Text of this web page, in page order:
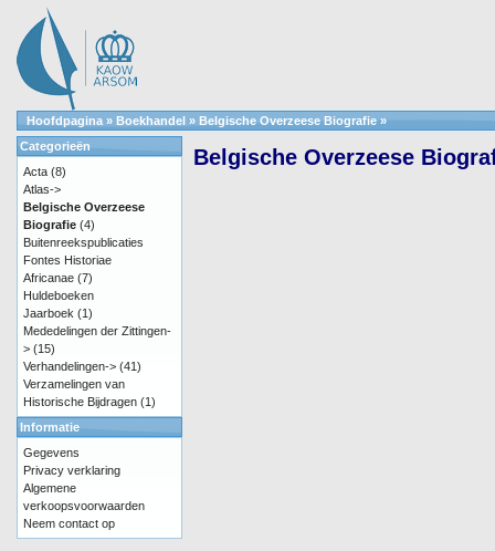
Hoofdpagina » Boekhandel » Belgische Overzeese Biografie »
Belgische Overzeese
Categorieën
Acta (8)
Atlas->
Belgische Overzeese
Biografie (4)
Buitenreekspublicaties
Fontes Historiae
Africanae (7)
Huldeboeken
Jaarboek (1)
Mededelingen der Zittingen-
> (15)
Verhandelingen-> (41)
Verzamelingen van
Historische Bijdragen (1)
Informatie
Gegevens
Privacy verklaring
Algemene
verkoopsvoorwaarden
Neem contact op